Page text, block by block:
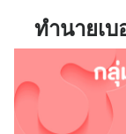
ทำนายเ